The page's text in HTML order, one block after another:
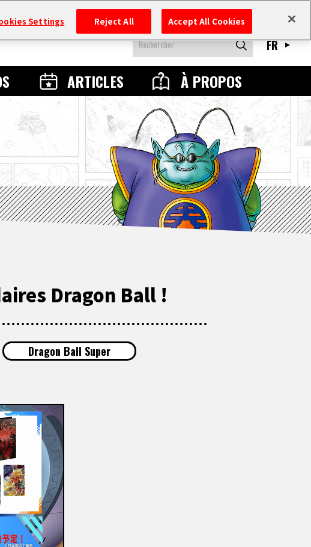
ARTICLES À PROPOS
FR
Dragon Ball !
Dragon Ball Super
Settings Reject All Accept All Cookies